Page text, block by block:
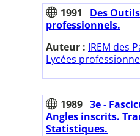
1991
Des
professionnels.
Auteur : IREM des
Lycées
1989 3e -
Angles inscrits.
Statistiques.